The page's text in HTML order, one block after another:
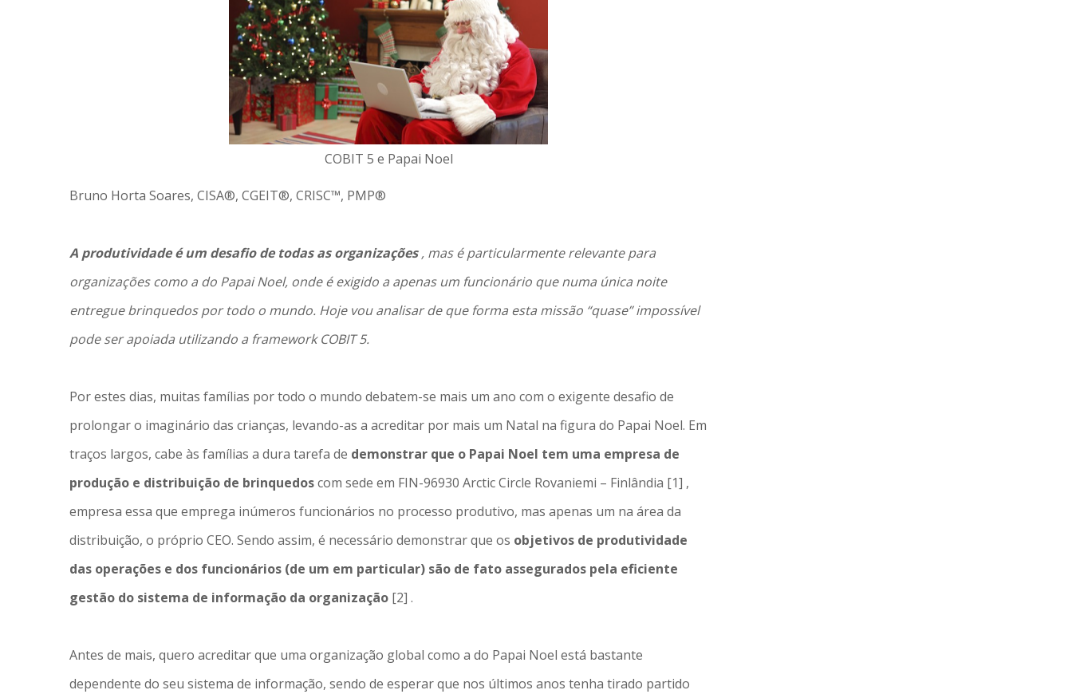
COBIT 5 e Papai Noel
Bruno Horta Soares, CISA®, CGEIT®, CRISC™, PMP®
A produtividade é um desafio de todas as organizações, mas é particularmente relevante para
organizações como a do Papai Noel, onde é exigido a apenas um funcionário que numa única noite
entregue brinquedos por todo o mundo. Hoje vou analisar de que forma esta missão “quase” impossível
pode ser apoiada utilizando a framework COBIT 5.
Por estes dias, muitas famílias por todo o mundo debatem-se mais um ano com o exigente desafio de
prolongar o imaginário das crianças, levando-as a acreditar por mais um Natal na figura do Papai Noel. Em
traços largos, cabe às famílias a dura tarefa de demonstrar que o Papai Noel tem uma empresa de
produção e distribuição de brinquedoscom sede em FIN-96930 Arctic Circle Rovaniemi – Finlândia [1] ,
empresa essa que emprega inúmeros funcionários no processo produtivo, mas apenas um na área da
distribuição, o próprio CEO. Sendo assim, é necessário demonstrar que os objetivos de produtividade
das operações e dos funcionários (de um em particular) são de fato assegurados pela eficiente
gestão do sistema de informação da organização [2] .
Antes de mais, quero acreditar que uma organização global como a do Papai Noel está bastante
dependente do seu sistema de informação, sendo de esperar que nos últimos anos tenha tirado partido